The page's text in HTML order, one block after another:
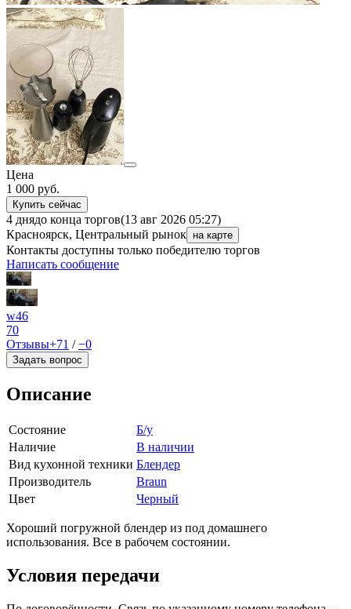
Цена
1 000 руб.
Купить сейчас
4 днядо конца торгов(13 авг 2026 05:27)
Красноярск, Центральный рынок на карте
Контакты доступны только победителю торгов
Написать сообщение
w46
70
Отзывы+71 /−0
Задать вопрос
Описание
Состояние
Б/у
Наличие
В наличии
Вид кухонной техники Блендер
Производитель
Braun
Цвет
Черный
Хороший погружной блендер из под домашнего
использования. Все в рабочем состоянии.
Условия передачи